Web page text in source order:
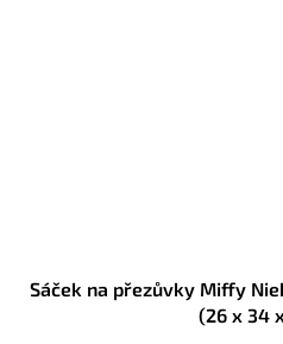
Sáček na přezůvky Miffy
(26 x 34